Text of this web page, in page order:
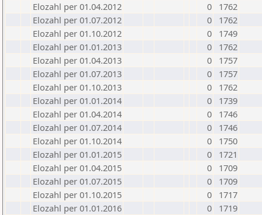
Elozahl per 01.04.2012
0
1762
Elozahl per 01.07.2012
0
1762
Elozahl per 01.10.2012
0
1749
Elozahl per 01.01.2013
0
1762
Elozahl per 01.04.2013
0
1757
Elozahl per 01.07.2013
0
1757
Elozahl per 01.10.2013
0
1762
Elozahl per 01.01.2014
0
1739
Elozahl per 01.04.2014
0
1746
Elozahl per 01.07.2014
0
1746
Elozahl per 01.10.2014
0
1750
Elozahl per 01.01.2015
0
1721
Elozahl per 01.04.2015
0
1709
Elozahl per 01.07.2015
0
1709
Elozahl per 01.10.2015
0
1717
Elozahl per 01.01.2016
0
1719